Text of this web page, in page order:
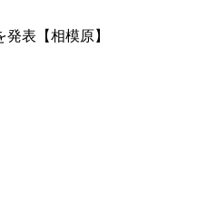
表【相模原】